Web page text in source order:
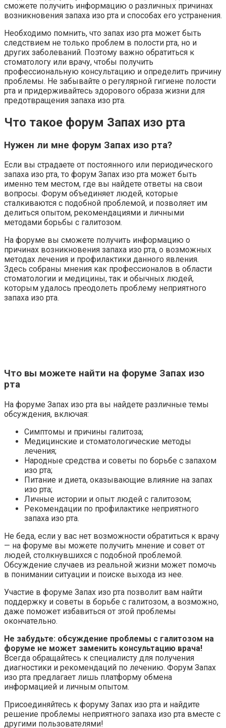
сможете получить информацию о различных причинах
возникновения запаха изо рта и способах его устранения.
Необходимо помнить, что запах изо рта может быть
следствием не только проблем в полости рта, но и
других заболеваний. Поэтому важно обратиться к
стоматологу или врачу, чтобы получить
профессиональную консультацию и определить причину
проблемы. Не забывайте о регулярной гигиене полости
рта и придерживайтесь здорового образа жизни для
предотвращения запаха изо рта.
Что такое форум Запах изо рта
Нужен ли мне форум Запах изо рта?
Если вы страдаете от постоянного или периодического
запаха изо рта, то форум Запах изо рта может быть
именно тем местом, где вы найдете ответы на свои
вопросы. Форум объединяет людей, которые
сталкиваются с подобной проблемой, и позволяет им
делиться опытом, рекомендациями и личными
методами борьбы с галитозом.
На форуме вы сможете получить информацию о
причинах возникновения запаха изо рта, о возможных
методах лечения и профилактики данного явления.
Здесь собраны мнения как профессионалов в области
стоматологии и медицины, так и обычных людей,
которым удалось преодолеть проблему неприятного
запаха изо рта.
Что вы можете найти на форуме Запах изо
рта
На форуме Запах изо рта вы найдете различные темы
обсуждения, включая:
Симптомы и причины галитоза;
Медицинские и стоматологические методы
лечения;
Народные средства и советы по борьбе с запахом
изо рта;
Питание и диета, оказывающие влияние на запах
изо рта;
Личные истории и опыт людей с галитозом;
Рекомендации по профилактике неприятного
запаха изо рта.
Не беда, если у вас нет возможности обратиться к врачу
— на форуме вы можете получить мнение и совет от
людей, столкнувшихся с подобной проблемой.
Обсуждение случаев из реальной жизни может помочь
в понимании ситуации и поиске выхода из нее.
Участие в форуме Запах изо рта позволит вам найти
поддержку и советы в борьбе с галитозом, а возможно,
даже поможет избавиться от этой проблемы
окончательно.
Не забудьте: обсуждение проблемы с галитозом на
форуме не может заменить консультацию врача!
Всегда обращайтесь к специалисту для получения
диагностики и рекомендаций по лечению. Форум Запах
изо рта предлагает лишь платформу обмена
информацией и личным опытом.
Присоединяйтесь к форуму Запах изо рта и найдите
решение проблемы неприятного запаха изо рта вместе с
другими пользователями!